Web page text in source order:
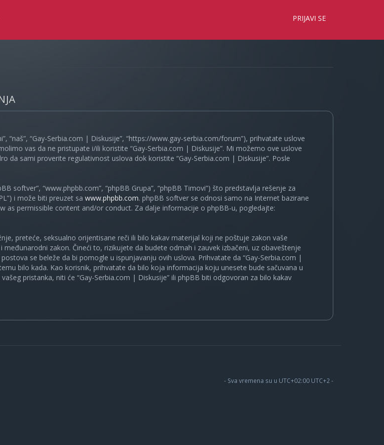
PRIJAVI SE
“naš”, “Gay-Serbia.com | Diskusije”, “https://www.gay-serbia.com/forum”), prihvatate uslove
vas da ne pristupate i/ili koristite “Gay-Serbia.com | Diskusije”. Mi možemo ove uslove
da sami proverite regulativnost uslova dok koristite “Gay-Serbia.com | Diskusije”. Posle
softver”, “www.phpbb.com”, “phpBB Grupa”, “phpBB Timovi”) što predstavlja rešenje za
i može biti preuzet sa www.phpbb.com. phpBB softver se odnosi samo na Internet bazirane
as permissible content and/or conduct. Za dalje informacije o phpBB-u, pogledajte:
preteće, seksualno orijentisane reči ili bilo kakav materijal koji ne poštuje zakon vaše
zakon. Čineći to, rizikujete da budete odmah i zauvek izbačeni, uz obaveštenje
se beleže da bi pomogle u ispunjavanju ovih uslova. Prihvatate da “Gay-Serbia.com |
bilo kada. Kao korisnik, prihvatate da bilo koja informacija koju unesete bude sačuvana u
pristanka, niti će “Gay-Serbia.com | Diskusije” ili phpBB biti odgovoran za bilo kakav
- Sva vremena su u UTC+02:00 UTC+2 -